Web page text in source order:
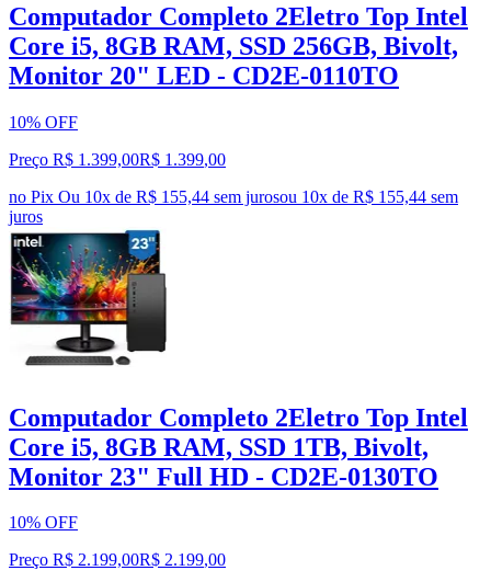
Computador Completo 2Eletro Top Intel
Core i5, 8GB RAM, SSD 256GB, Bivolt,
Monitor 20" LED - CD2E-0110TO
10% OFF
Preço R$ 1.399,00R$ 1.399,00
no Pix Ou 10x de R$ 155,44 sem jurosou 10x de R$ 155,44 sem
juros
Computador Completo 2Eletro Top Intel
Core i5, 8GB RAM, SSD 1TB, Bivolt,
Monitor 23" Full HD - CD2E-0130TO
10% OFF
Preço R$ 2.199,00R$ 2.199,00